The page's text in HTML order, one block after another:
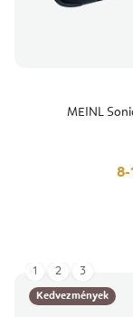
MEINL
8-
Kedvezmények
1 2 3